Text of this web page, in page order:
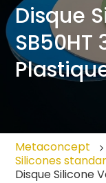
Disque
SB50HT
Metaconcept
Silicones
Disque Silicone